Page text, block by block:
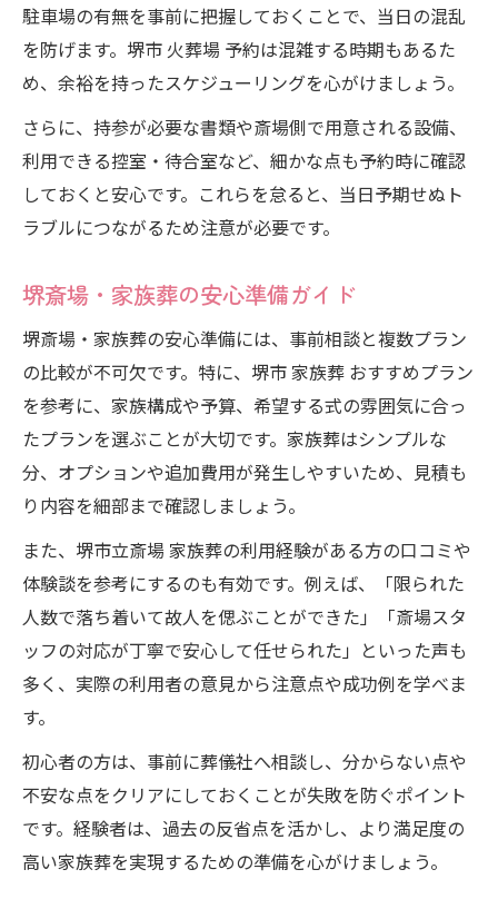
駐車場の有無を事前に把握しておくことで、当日の混乱
を防げます。堺市 火葬場 予約は混雑する時期もあるた
め、余裕を持ったスケジューリングを心がけましょう。
さらに、持参が必要な書類や斎場側で用意される設備、
利用できる控室・待合室など、細かな点も予約時に確認
しておくと安心です。これらを怠ると、当日予期せぬト
ラブルにつながるため注意が必要です。
堺斎場・家族葬の安心準備ガイド
堺斎場・家族葬の安心準備には、事前相談と複数プラン
の比較が不可欠です。特に、堺市 家族葬 おすすめプラン
を参考に、家族構成や予算、希望する式の雰囲気に合っ
たプランを選ぶことが大切です。家族葬はシンプルな
分、オプションや追加費用が発生しやすいため、見積も
り内容を細部まで確認しましょう。
また、堺市立斎場 家族葬の利用経験がある方の口コミや
体験談を参考にするのも有効です。例えば、「限られた
人数で落ち着いて故人を偲ぶことができた」「斎場スタ
ッフの対応が丁寧で安心して任せられた」といった声も
多く、実際の利用者の意見から注意点や成功例を学べま
す。
初心者の方は、事前に葬儀社へ相談し、分からない点や
不安な点をクリアにしておくことが失敗を防ぐポイント
です。経験者は、過去の反省点を活かし、より満足度の
高い家族葬を実現するための準備を心がけましょう。